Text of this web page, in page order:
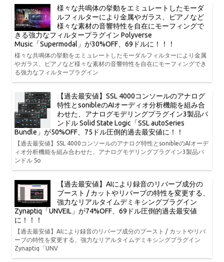
様々な共鳴体の挙動をエミュレートしたモーダ
ルフィルターにより金属やガラス、ピアノなど
様々な素材の音響特性を自在にモーフィングで
きる強力なフィルタープラグイン Polyverse
Music「Supermodal」が30%OFF、69ドルに！！！
様々な共鳴体の挙動をエミュレートしたモーダルフィルターにより金属
やガラス、ピアノなど様々な素材の音響特性を自在にモーフィングでき
る強力なフィルタープラグイン
【過去最安値】SSL 4000コンソールのアナログ
特性とsonibleのAIオーディオ分析機能を組み合
わせた、アナログモデリングプラグイン3製品バ
ンドル Solid State Logic「SSL autoSeries
Bundle」が50%OFF、75ドル圧倒的過去最安値に！！
【過去最安値】SSL 4000コンソールのアナログ特性とsonibleのAIオーデ
ィオ分析機能を組み合わせた、アナログモデリングプラグイン3製品バ
ンドル So
【過去最安値】AIにより録音のリバーブ成分の
ブースト / カットやリバーブの特性を変更する、
強力なリアルタイムデミキシングプラグイン
Zynaptiq「UNVEIL」が74%OFF、69ドル圧倒的過去最安値
に！！！
【過去最安値】AIにより録音のリバーブ成分のブースト / カットやリバ
ーブの特性を変更する、強力なリアルタイムデミキシングプラグイン
Zynaptiq「UNV